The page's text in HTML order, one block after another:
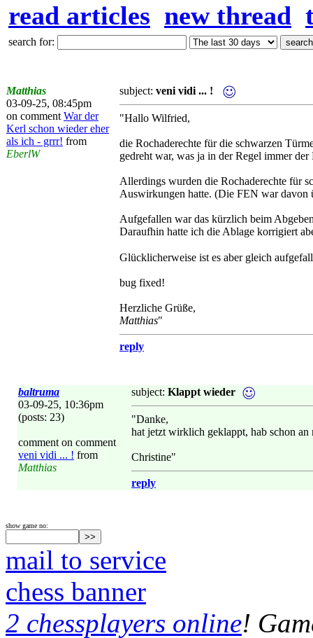
read articles new thread
search for:
Matthias
03-09-25, 08:45pm
on comment War der
Kerl schon wieder eher
als ich - grrr! from
EberlW
subject: veni vidi ... !
"Hallo Wilfried,
die Rochaderechte für die schwarzen
gedreht war, was ja in der Regel immer
Allerdings wurden die Rochaderechte für
Auswirkungen hatte. (Die FEN war davon
Aufgefallen war das kürzlich beim
Daraufhin hatte ich die Ablage korrigiert
Glücklicherweise ist es aber gleich
bug fixed!
Herzliche Grüße,
Matthias"
reply
baltruma
03-09-25, 10:36pm
(posts: 23)
comment on comment
veni vidi ... ! from
Matthias
subject: Klappt wieder
"Danke,
hat jetzt wirklich geklappt, hab schon
Christine"
reply
show game no:
mail to service
chess banner
2 chessplayers online!